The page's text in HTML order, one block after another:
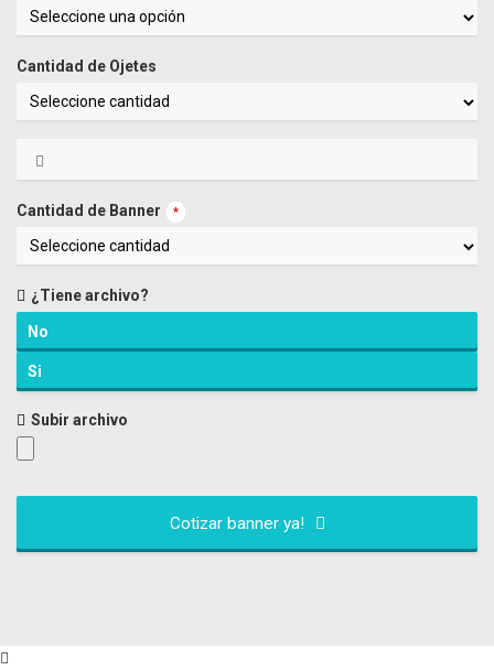
Cantidad de Ojetes
Cantidad de Banner *
¿Tiene archivo?
No
Si
Subir archivo
Cotizar banner ya!